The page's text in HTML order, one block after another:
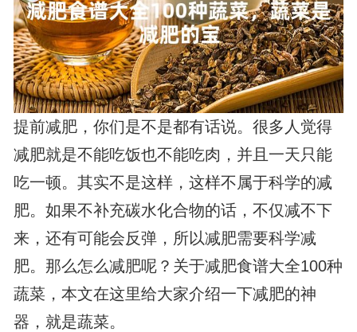
提前减肥，你们是不是都有话说。很多人觉得
减肥就是不能吃饭也不能吃肉，并且一天只能
吃一顿。其实不是这样，这样不属于科学的减
肥。如果不补充碳水化合物的话，不仅减不下
来，还有可能会反弹，所以减肥需要科学减
肥。那么怎么减肥呢？关于减肥食谱大全100种
蔬菜，本文在这里给大家介绍一下减肥的神
器，就是蔬菜。